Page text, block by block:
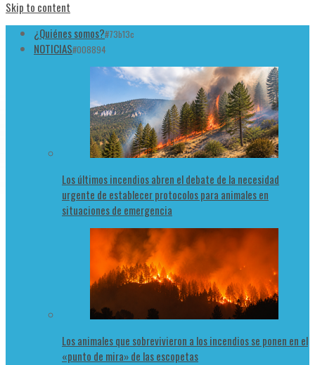
Skip to content
¿Quiénes somos?#73b13c
NOTICIAS#008894
Los últimos incendios abren el debate de la necesidad
urgente de establecer protocolos para animales en
situaciones de emergencia
Los animales que sobrevivieron a los incendios se ponen en el
«punto de mira» de las escopetas